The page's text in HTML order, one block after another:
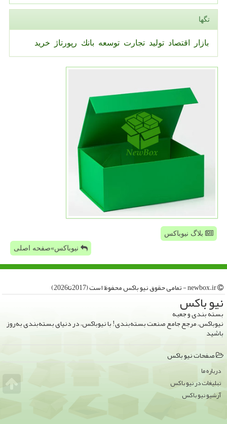
تگها
بازار اقتصاد تولید تجارت توسعه بانك رپورتاژ خرید
بلاگ نیوباکس
نیوباکس»صفحه اصلی
نیو باكس
بسته بندی و جعبه
نیوباکس، مرجع جامع صنعت بسته‌بندی! با نیوباکس، در دنیای بسته‌بندی به‌روز
باشید
صفحات نیو باكس
درباره ما
تبلیغات در نیو باكس
آرشیو نیو باكس